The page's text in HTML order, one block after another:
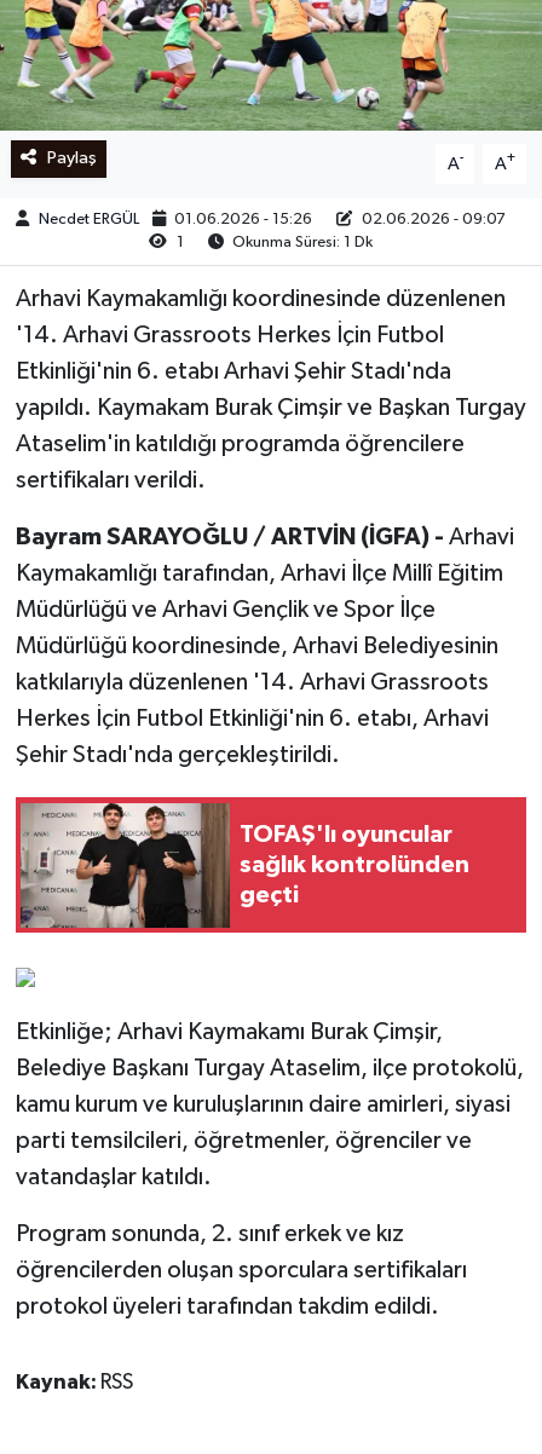
Paylaş A- A+
Necdet ERGÜL 01.06.2026 - 15:26
02.06.2026 - 09:07
1
Okunma Süresi: 1 Dk
Arhavi Kaymakamlığı koordinesinde düzenlenen
'14. Arhavi Grassroots Herkes İçin Futbol
Etkinliği'nin 6. etabı Arhavi Şehir Stadı'nda
yapıldı. Kaymakam Burak Çimşir ve Başkan Turgay
Ataselim'in katıldığı programda öğrencilere
sertifikaları verildi.
Bayram SARAYOĞLU / ARTVİN (İGFA) - Arhavi
Kaymakamlığı tarafından, Arhavi İlçe Millî Eğitim
Müdürlüğü ve Arhavi Gençlik ve Spor İlçe
Müdürlüğü koordinesinde, Arhavi Belediyesinin
katkılarıyla düzenlenen '14. Arhavi Grassroots
Herkes İçin Futbol Etkinliği'nin 6. etabı, Arhavi
Şehir Stadı'nda gerçekleştirildi.
TOFAŞ'lı oyuncular
sağlık kontrolünden
geçti
Etkinliğe; Arhavi Kaymakamı Burak Çimşir,
Belediye Başkanı Turgay Ataselim, ilçe protokolü,
kamu kurum ve kuruluşlarının daire amirleri, siyasi
parti temsilcileri, öğretmenler, öğrenciler ve
vatandaşlar katıldı.
Program sonunda, 2. sınıf erkek ve kız
öğrencilerden oluşan sporculara sertifikaları
protokol üyeleri tarafından takdim edildi.
Kaynak: RSS
Ege
İzmir
İletişim
Künye
Yerel